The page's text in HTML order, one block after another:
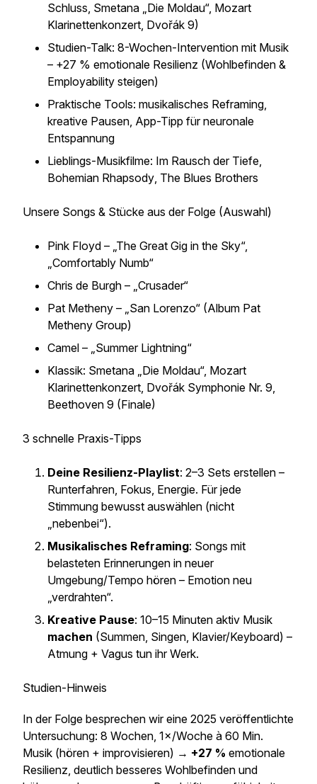
Schluss, Smetana „Die Moldau“, Mozart
Klarinettenkonzert, Dvořák 9)
Studien-Talk: 8-Wochen-Intervention mit Musik
– +27 % emotionale Resilienz (Wohlbefinden &
Employability steigen)
Praktische Tools: musikalisches Reframing,
kreative Pausen, App-Tipp für neuronale
Entspannung
Lieblings-Musikfilme: Im Rausch der Tiefe,
Bohemian Rhapsody, The Blues Brothers
Unsere Songs & Stücke aus der Folge (Auswahl)
Pink Floyd – „The Great Gig in the Sky“,
„Comfortably Numb“
Chris de Burgh – „Crusader“
Pat Metheny – „San Lorenzo“ (Album Pat
Metheny Group)
Camel – „Summer Lightning“
Klassik: Smetana „Die Moldau“, Mozart
Klarinettenkonzert, Dvořák Symphonie Nr. 9,
Beethoven 9 (Finale)
3 schnelle Praxis-Tipps
Deine Resilienz-Playlist: 2–3 Sets erstellen –
Runterfahren, Fokus, Energie. Für jede
Stimmung bewusst auswählen (nicht
„nebenbei“).
Musikalisches Reframing: Songs mit
belasteten Erinnerungen in neuer
Umgebung/Tempo hören – Emotion neu
„verdrahten“.
Kreative Pause: 10–15 Minuten aktiv Musik
machen (Summen, Singen, Klavier/Keyboard) –
Atmung + Vagus tun ihr Werk.
Studien-Hinweis
In der Folge besprechen wir eine 2025 veröffentlichte
Untersuchung: 8 Wochen, 1×/Woche à 60 Min.
Musik (hören + improvisieren) → +27 % emotionale
Resilienz, deutlich besseres Wohlbefinden und